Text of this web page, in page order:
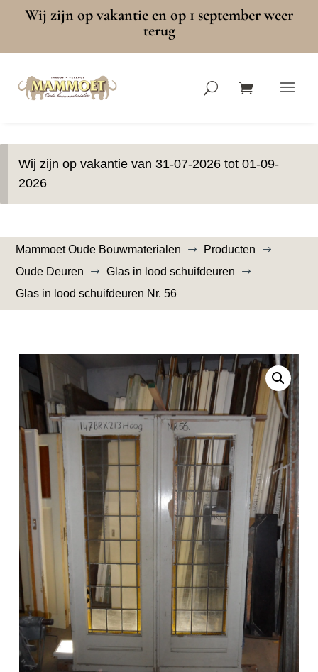
Wij zijn op vakantie en op 1 september weer
terug
Wij zijn op vakantie van 31-07-2026 tot 01-09-
2026
Mammoet Oude Bouwmaterialen $ Producten $
Oude Deuren $ Glas in lood schuifdeuren $
Glas in lood schuifdeuren Nr. 56